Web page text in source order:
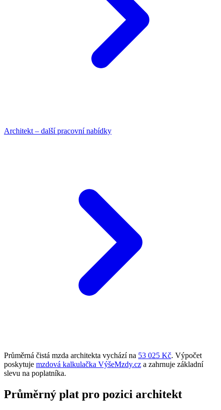
Architekt – další pracovní nabídky
Průměrná čistá mzda architekta vychází na 53 025 Kč. Výpočet
poskytuje mzdová kalkulačka VýšeMzdy.cz a zahrnuje základní
slevu na poplatníka.
Průměrný plat pro pozici architekt